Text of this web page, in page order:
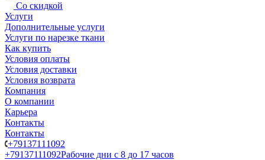
Со скидкой
Услуги
Дополнительные услуги
Услуги по нарезке ткани
Как купить
Условия оплаты
Условия доставки
Условия возврата
Компания
О компании
Карьера
Контакты
Контакты
+79137111092
+79137111092Рабочие дни с 8 до 17 часов